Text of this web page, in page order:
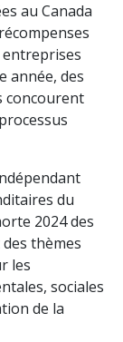
au Canada
entreprises
année, des
concourent
du
2024 des
thèmes
les
sociales
de la